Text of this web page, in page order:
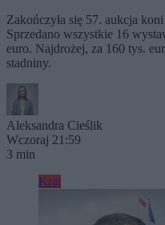
Zakończyła się 57. aukcja
Sprzedano wszystkie 16
euro. Najdrożej, za 160 tys.
stadniny.
Aleksandra Cieślik
Wczoraj 21:59
3 min
Kraj